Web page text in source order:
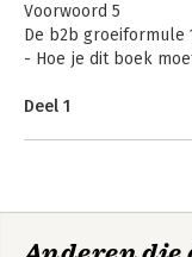
zonder
Voorwoord 5
De b2b groeiformule
- Hoe je dit boek
Deel 1
De nieuwe regels